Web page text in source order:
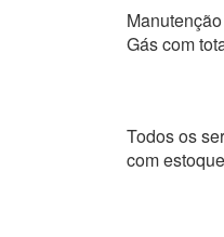
Gás com
Todos os
com